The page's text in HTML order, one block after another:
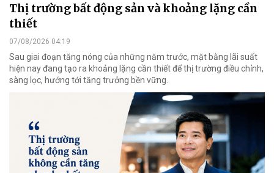
Thị trường bất động sản và khoảng lặng cần
thiết
07/08/2026 04:19
Sau giai đoạn tăng nóng của những năm trước, mặt bằng lãi suất
hiện nay đang tạo ra khoảng lặng cần thiết để thị trường điều chỉnh,
sàng lọc, hướng tới tăng trưởng bền vững.